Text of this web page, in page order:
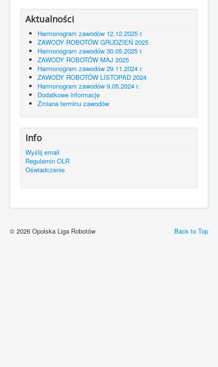
Aktualności
Harmonogram zawodów 12.12.2025 r.
ZAWODY ROBOTÓW GRUDZIEŃ 2025
Harmonogram zawodów 30.05.2025 r.
ZAWODY ROBOTÓW MAJ 2025
Harmonogram zawodów 29.11.2024 r.
ZAWODY ROBOTÓW LISTOPAD 2024
Harmonogram zawodów 9.05.2024 r.
Dodatkowe informacje
Zmiana terminu zawodów
Info
Wyślij email
Regulamin OLR
Oświadczenie
Back to Top
© 2026 Opolska Liga Robotów